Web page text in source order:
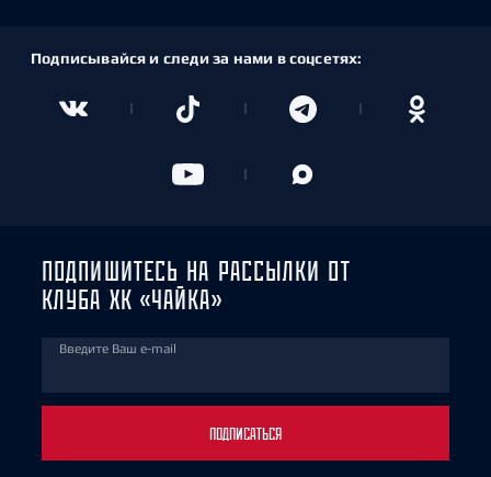
Подписывайся и следи за нами в соцсетях:
ПОДПИШИТЕСЬ НА РАССЫЛКИ ОТ
КЛУБА ХК «ЧАЙКА»
Введите Ваш e-mail
ПОДПИСАТЬСЯ